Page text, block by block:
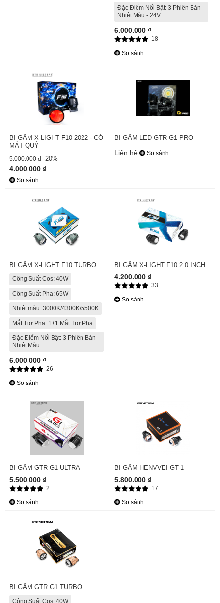
Đặc Điểm Nổi Bật: 3 Phiên Bản
Nhiệt Màu - 24V
6.000.000 ₫
18
So sánh
BI GẦM X-LIGHT F10 2022 - CÓ
MẮT QUỶ
5.000.000 đ -20%
4.000.000 ₫
So sánh
BI GẦM LED GTR G1 PRO
Liên hệ So sánh
BI GẦM X-LIGHT F10 TURBO
Công Suất Cos: 40W
Công Suất Pha: 65W
Nhiệt màu: 3000K/4300K/5500K
Mắt Trợ Pha: 1+1 Mắt Trợ Pha
Đặc Điểm Nổi Bật: 3 Phiên Bản
Nhiệt Màu
6.000.000 ₫
26
So sánh
BI GẦM X-LIGHT F10 2.0 INCH
4.200.000 ₫
33
So sánh
BI GẦM GTR G1 ULTRA
5.500.000 ₫
2
So sánh
BI GẦM HENVVEI GT-1
5.800.000 ₫
17
So sánh
BI GẦM GTR G1 TURBO
Công Suất Cos: 40W